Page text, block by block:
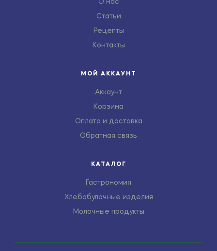
О нас
Статьи
Рецепты
Контакты
МОЙ АККАУНТ
Аккаунт
Корзина
Оплата и доставка
Обратная связь
КАТАЛОГ
Гастрономия
Хлебобулочные изделия
Молочные продукты